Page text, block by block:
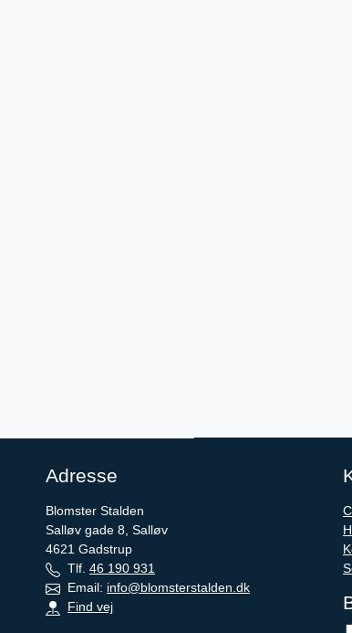
Adresse
Blomster Stalden
Salløv gade 8, Salløv
4621 Gadstrup
Tlf. 46 190 931
Email: info@blomsterstalden.dk
Find vej